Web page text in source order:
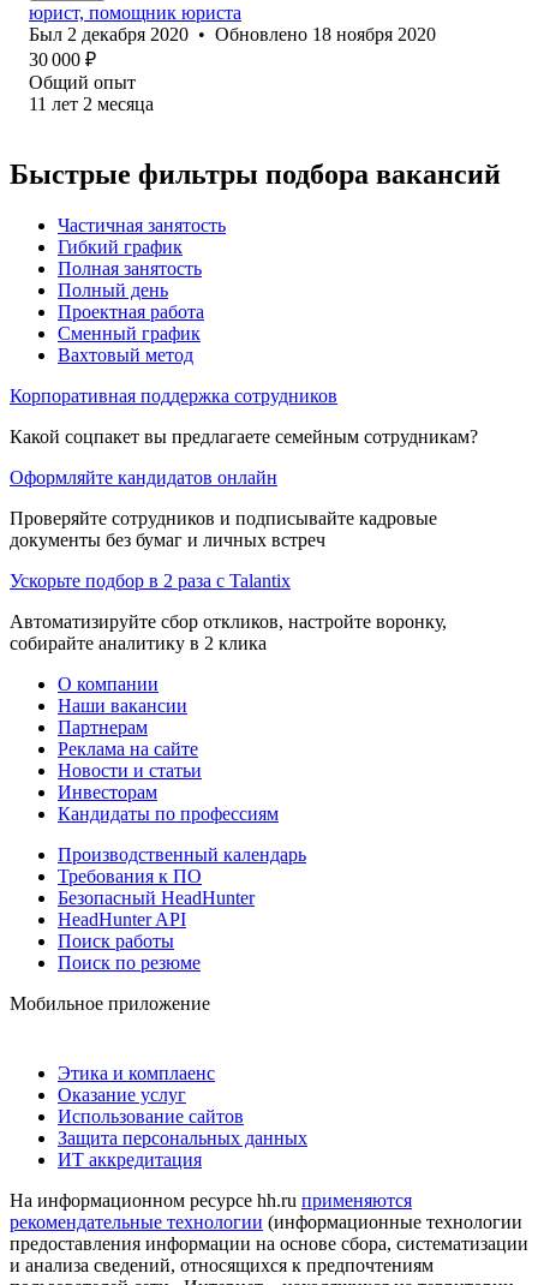
юрист, помощник юриста
Был 2 декабря 2020 • Обновлено 18 ноября 2020
30 000 ₽
Общий опыт
11 лет 2 месяца
Быстрые фильтры подбора вакансий
Частичная занятость
Гибкий график
Полная занятость
Полный день
Проектная работа
Сменный график
Вахтовый метод
Корпоративная поддержка сотрудников
Какой соцпакет вы предлагаете семейным сотрудникам?
Оформляйте кандидатов онлайн
Проверяйте сотрудников и подписывайте кадровые
документы без бумаг и личных встреч
Ускорьте подбор в 2 раза с Talantix
Автоматизируйте сбор откликов, настройте воронку,
собирайте аналитику в 2 клика
О компании
Наши вакансии
Партнерам
Реклама на сайте
Новости и статьи
Инвесторам
Кандидаты по профессиям
Производственный календарь
Требования к ПО
Безопасный HeadHunter
HeadHunter API
Поиск работы
Поиск по резюме
Мобильное приложение
Этика и комплаенс
Оказание услуг
Использование сайтов
Защита персональных данных
ИТ аккредитация
На информационном ресурсе hh.ru применяются
рекомендательные технологии (информационные технологии
предоставления информации на основе сбора, систематизации
и анализа сведений, относящихся к предпочтениям